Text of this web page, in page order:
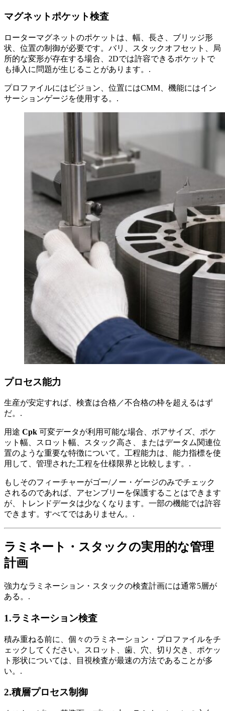
マグネットポケット検査
ローターマグネットのポケットは、幅、長さ、ブリッジ形
状、位置の制御が必要です。バリ、スタックオフセット、局
所的な変形が存在する場合、2Dでは許容できるポケットで
も挿入に問題が生じることがあります。.
プロファイルにはビジョン、位置にはCMM、機能にはイン
サーションゲージを使用する。.
プロセス能力
生産が安定すれば、検査は合格／不合格の枠を超えるはず
だ。.
用途 Cpk 可変データが利用可能な場合、ボアサイズ、ポケ
ット幅、スロット幅、スタック高さ、またはデータム関連位
置のような重要な特徴について。工程能力は、能力指標を使
用して、管理された工程を仕様限界と比較します。.
もしそのフィーチャーがゴー/ノー・ゲージのみでチェック
されるのであれば、アセンブリーを保護することはできます
が、トレンドデータは少なくなります。一部の機能では許容
できます。すべてではありません。.
ラミネート・スタックの実用的な管理
計画
強力なラミネーション・スタックの検査計画には通常5層が
ある。.
1.ラミネーション検査
積み重ねる前に、個々のラミネーション・プロファイルをチ
ェックしてください。スロット、歯、穴、切り欠き、ポケッ
ト形状については、目視検査が最速の方法であることが多
い。.
2.積層プロセス制御